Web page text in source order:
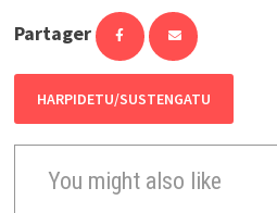
Partager
HARPIDETU/SUSTENGATU
You might also like